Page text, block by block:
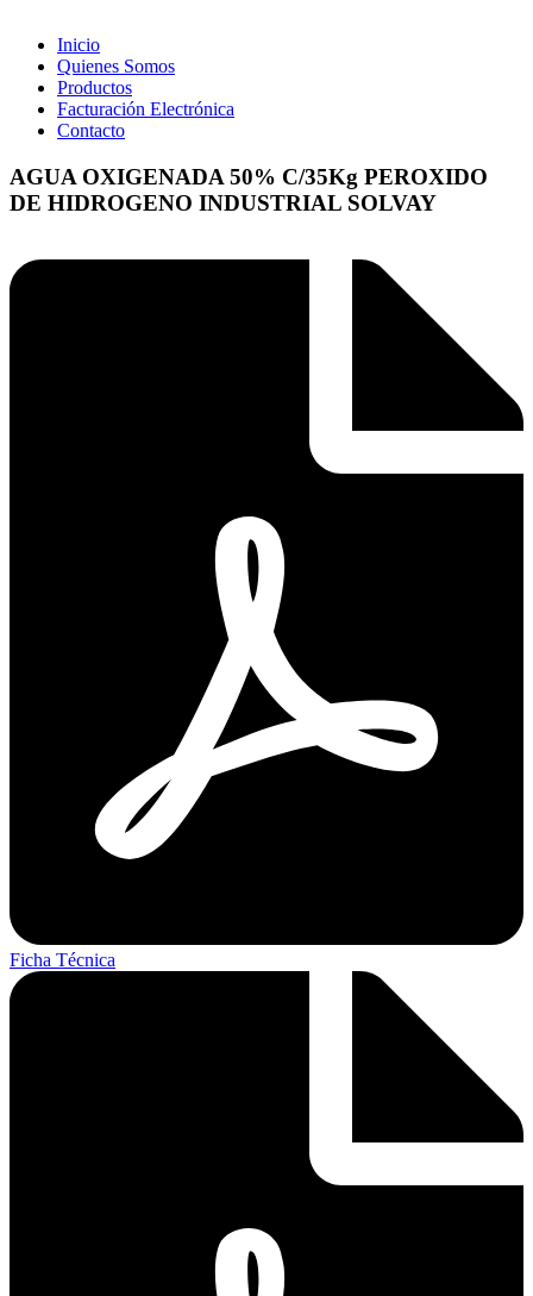
Inicio
Quienes Somos
Productos
Facturación Electrónica
Contacto
AGUA OXIGENADA 50% C/35Kg PEROXIDO
DE HIDROGENO INDUSTRIAL SOLVAY
Ficha Técnica